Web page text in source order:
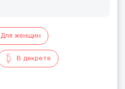
Для женщин
В декрете